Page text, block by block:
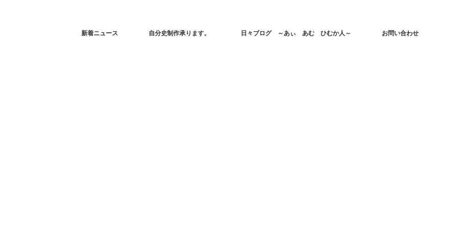
新着ニュース 自分史制作承ります。 日々ブログ ～あぃ あむ ひむか人～ お問い合わせ